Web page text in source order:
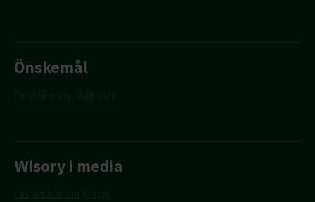
Önskemål
Wisory i media